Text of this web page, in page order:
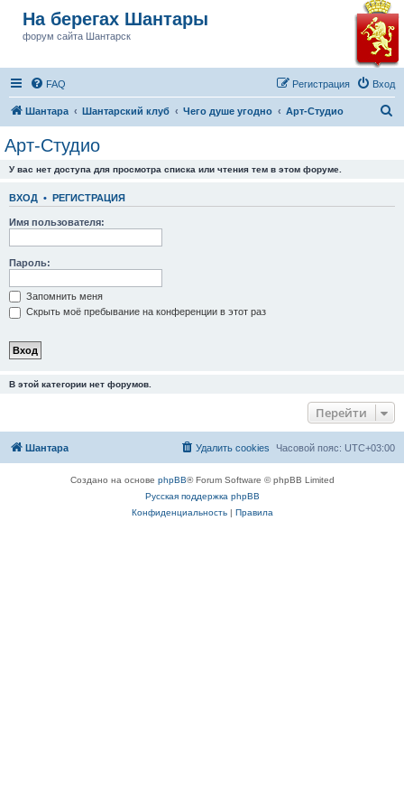
На берегах Шантары
форум сайта Шантарск
FAQ Вход
Регистрация
Шантара Шантарский клуб Чего душе угодно Арт-Студио
Арт-Студио
У вас нет доступа для просмотра списка или чтения тем в этом форуме.
ВХОД • РЕГИСТРАЦИЯ
Имя пользователя:
Пароль:
Запомнить меня
Скрыть моё пребывание на конференции в этот раз
В этой категории нет форумов.
Перейти
Шантара Часовой пояс: UTC+03:00
Удалить cookies
Создано на основе phpBB® Forum Software © phpBB Limited
Русская поддержка phpBB
Конфиденциальность| Правила